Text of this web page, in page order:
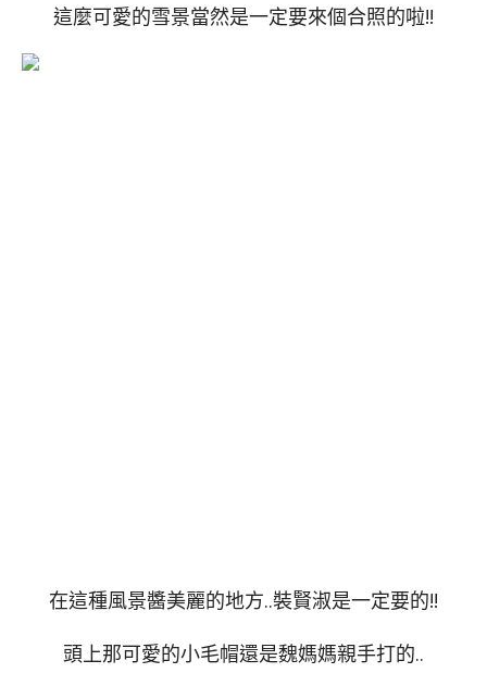
這麼可愛的雪景當然是一定要來個合照的啦!!
在這種風景醬美麗的地方..裝賢淑是一定要的!!
頭上那可愛的小毛帽還是魏媽媽親手打的..